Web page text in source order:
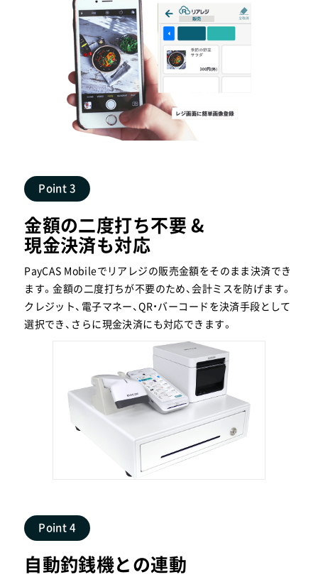
Point 3
金額の二度打ち不要 &
現金決済も対応
PayCAS Mobileでリアレジの販売金額をそのまま決済でき
ます。金額の二度打ちが不要のため、会計ミスを防げます。
クレジット、電子マネー、QR・バーコードを決済手段として
選択でき、さらに現金決済にも対応できます。
Point 4
自動釣銭機との連動